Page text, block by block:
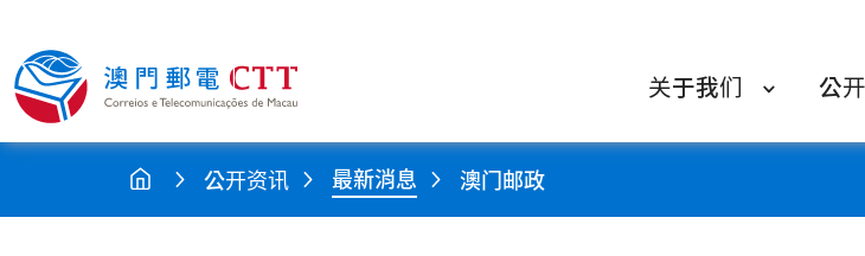
关于我们 公
公开资讯 最新消息 澳门邮政